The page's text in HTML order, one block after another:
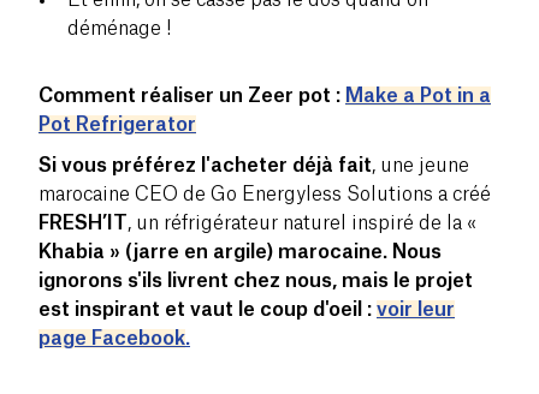
déménage !
Comment réaliser un Zeer pot : Make a Pot in a
Pot Refrigerator
Si vous préférez l'acheter déjà fait, une jeune
marocaine CEO de Go Energyless Solutions a créé
FRESH’IT , un réfrigérateur naturel inspiré de la «
Khabia » (jarre en argile) marocaine. Nous
ignorons s'ils livrent chez nous, mais le projet
est inspirant et vaut le coup d'oeil : voir leur
page Facebook.